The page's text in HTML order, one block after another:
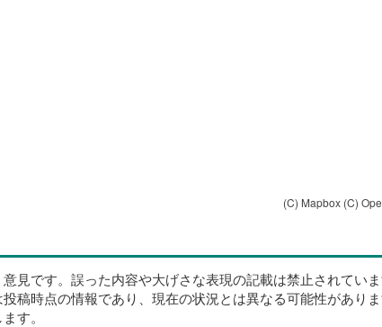
(C) Mapbox (C)
見です。誤った内容や大げさな表現の記載は禁止されてい
稿時点の情報であり、現在の状況とは異なる可能性があり
す。